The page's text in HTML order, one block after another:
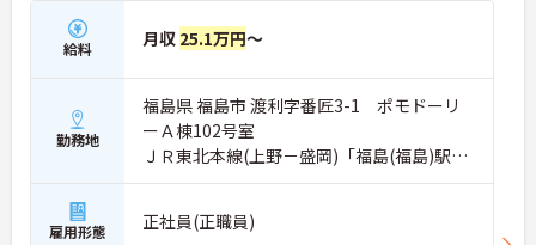
・定年65歳に加え、状況に応じた再雇用制度により
上限85歳まで働けるため、長期的な将来設計を描け
ます。
・幅広い世代がそれぞれのライフスタイルに合わせ
て活躍しており、年齢を重ねても無理なく続けられ
る環境です。
【大手法人の安定基盤のもとで、収入アップを目指
せる環境です】
・所持資格に応じた手当や、早朝・夜間帯の勤務に
対する加算手当により、着実な収入増が期待できま
給料 月収 25.1万円～
勤務地
福島県 福島市 渡利字番匠3-1 ポモドーリ
ーＡ棟102号室
ＪＲ東北本線(上野－盛岡)「福島(福島)駅」
バス・車10分
雇用形態 正社員(正職員)